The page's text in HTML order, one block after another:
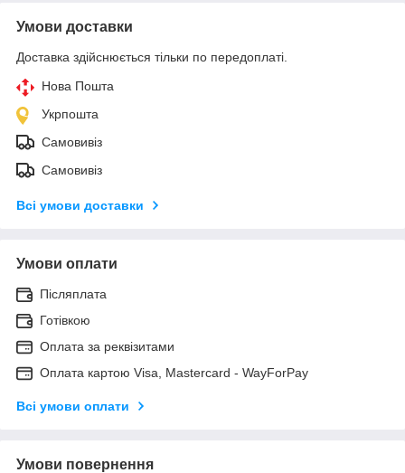
Умови доставки
Доставка здійснюється тільки по передоплаті.
Нова Пошта
Укрпошта
Самовивіз
Самовивіз
Всі умови доставки
Умови оплати
Післяплата
Готівкою
Оплата за реквізитами
Оплата картою Visa, Mastercard - WayForPay
Всі умови оплати
Умови повернення